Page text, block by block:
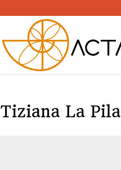
Tiziana La Pila